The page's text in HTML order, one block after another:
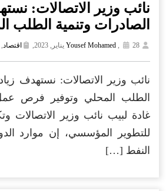
نائب وزير الاتصالات:
الصادرات وتنمية الطلب
Yousef Mohamed , 28 يناير, 2023, اقتصاد,
نائب وزير الاتصالات: نستهدف
الطلب المحلي وتوفير فرص
غادة لبيب نائب وزير الاتصالات
للتطوير المؤسسي، إن موارد
النفط […]